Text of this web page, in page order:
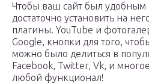
Чтобы ваш сайт был
достаточно установить на
плагины. YouTube и
Google, кнопки для того,
можно было делиться в
Facebook, Twitter, Vk, и
любой функционал!